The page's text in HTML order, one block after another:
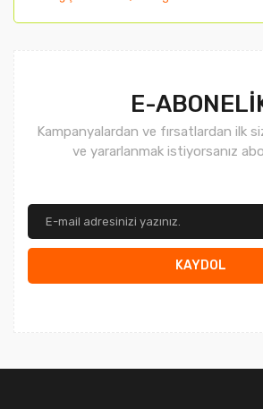
E-
Kampanyalardan ve fırsatlardan ilk
ve yararlanmak istiyorsanız
KAYDOL